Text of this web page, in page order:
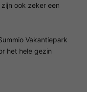
ook zeker een
Vakantiepark
het hele gezin